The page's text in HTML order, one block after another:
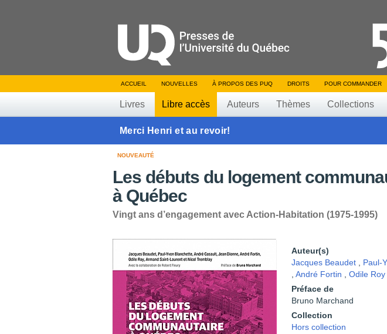
ACCUEIL NOUVELLES À PROPOS DES PUQ DROITS POUR COMMANDER
Livres Libre accès Auteurs Thèmes Collections
Merci Henri et au revoir!
NOUVEAUTÉ
Les débuts du logement
à Québec
Vingt ans d’engagement avec Action-Habitation (1975-1995)
Auteur(s)
Jacques Beaudet
Paul-
André Fortin Odile Roy
Préface de
Bruno Marchand
Collection
Hors collection